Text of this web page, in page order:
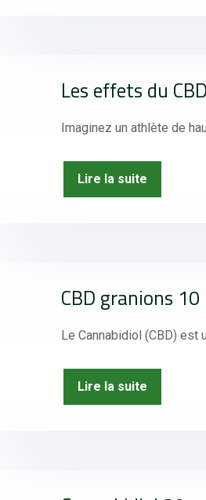
Les effets du
Imaginez un athlète de
Lire la suite
CBD granions
Le Cannabidiol (CBD)
Lire la suite